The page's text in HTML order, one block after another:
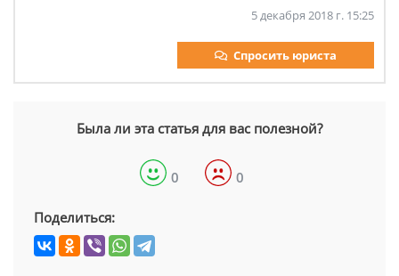
5 декабря 2018 г. 15:25
Спросить юриста
Была ли эта статья для вас полезной?
0 0
Поделиться: